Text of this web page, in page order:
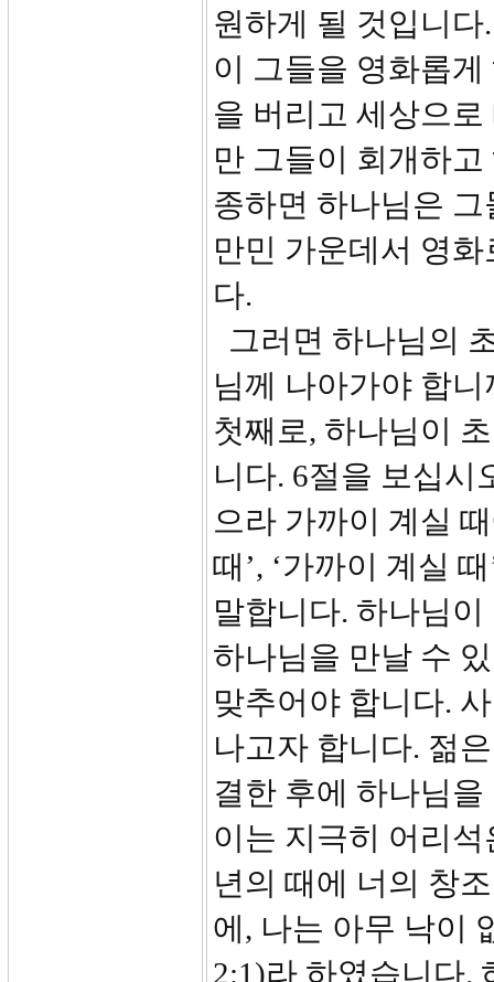
원하게 될 것입니
이 그들을 영화롭
을 버리고 세상으
만 그들이 회개하
종하면 하나님은
만민 가운데서 영
다.
그러면 하나님의
님께 나아가야 합
첫째로, 하나님이
니다. 6절을 보십시
으라 가까이 계실
때’, ‘가까이 계실
말합니다. 하나님
하나님을 만날 수
맞추어야 합니다.
나고자 합니다. 젊
결한 후에 하나님
이는 지극히 어리
년의 때에 너의 창
에, 나는 아무 낙이
2:1)라 하였습니다.